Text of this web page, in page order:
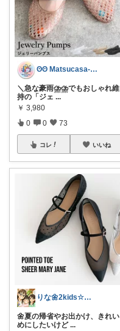
ʘʘ Matsucasa-TooL ʘʘ
＼急な豪雨⛈️⛈️でもおしゃれ維
持の「ジェ ...
￥ 3,980
0 0 73
コレ いいね
りな🌼2kids☆毎日をちょっと快適に
🌼夏の帰省やお出かけ、きれい
めにしたいけど ...